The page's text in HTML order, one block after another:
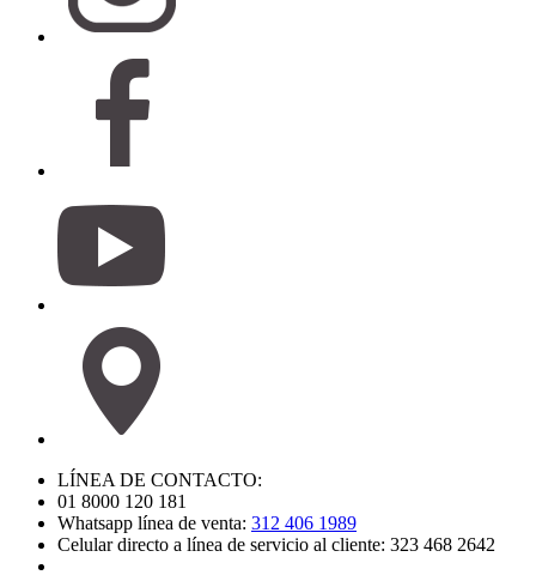
LÍNEA DE CONTACTO:
01 8000 120 181
Whatsapp línea de venta: 312 406 1989
Celular directo a línea de servicio al cliente: 323 468 2642